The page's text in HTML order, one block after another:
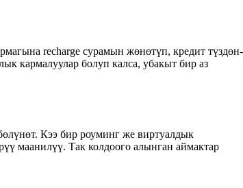
recharge сурамын жөнөтүп, кредит түздөн-
кармалуулар болуп калса, убакыт бир аз
Кээ бир роуминг же виртуалдык
маанилүү. Так колдоого алынган аймактар